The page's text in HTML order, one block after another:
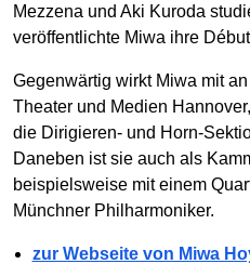
Mezzena und Aki Kuroda
veröffentlichte Miwa ihre
Gegenwärtig wirkt Miwa mit
Theater und Medien
die Dirigieren- und Horn-
Daneben ist sie auch als
beispielsweise mit einem
Münchner Philharmoniker.
zur Webseite von Miwa